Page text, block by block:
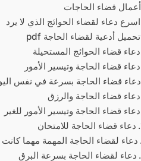
أعمال قضاء الحاجات
اسرع دعاء لقضاء الحوائج الذي لا يرد
تحميل أدعية لقضاء الحاجة pdf
دعاء قضاء الحوائج المستحيلة
دعاء قضاء الحاجة وتيسير الأمور
دعاء قضاء الحاجة بسرعة في نفس
دعاء قضاء الحاجة والرزق
دعاء قضاء الحاجة وتيسير الأمور للغير
دعاء قضاء الحاجة للامتحان
دعاء لقضاء الحاجة المهمة مهما كانت
دعاء لقضاء الحاجة بسرعة البرق